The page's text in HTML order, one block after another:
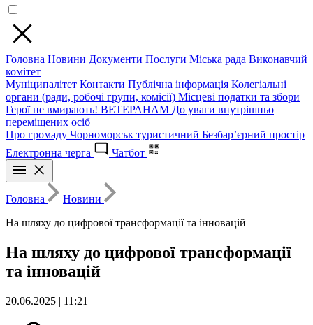
Головна Новини Документи Послуги Міська рада Виконавчий
комітет
Муніципалітет Контакти Публічна інформація Колегіальні
органи (ради, робочі групи, комісії) Місцеві податки та збори
Герої не вмирають! ВЕТЕРАНАМ До уваги внутрішньо
переміщених осіб
Про громаду Чорноморськ туристичний Безбар’єрний простір
Електронна черга
Чатбот
Головна
Новини
На шляху до цифрової трансформації та інновацій
На шляху до цифрової трансформації
та інновацій
20.06.2025 | 11:21